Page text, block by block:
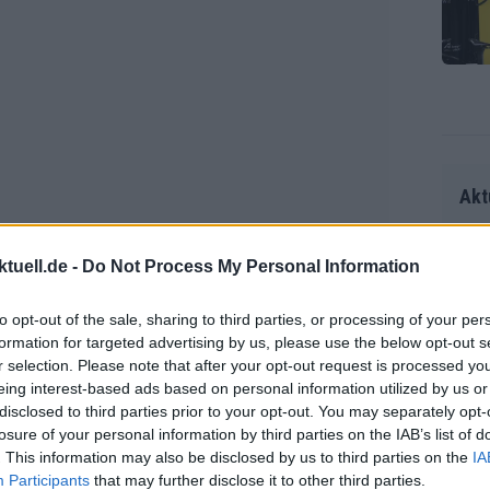
- Do Not Process My Personal Information
opt-out of the sale, sharing to third parties, or processing of your
for targeted advertising by us, please use the below opt-out
selection. Please note that after your opt-out request is processed
interest-based ads based on personal information utilized by us
to third parties prior to your opt-out. You may separately
of your personal information by third parties on the IAB’s list of
This information may also be disclosed by us to third parties on the
Participants that may further disclose it to other third parties.
frühen Sprint-Erfolgen dessen
hat den Wettbewerb auf deutlich
erneut ein Tag, an dem Soudal -
musste, das kaum
er
rifft
Die
as
ss
as